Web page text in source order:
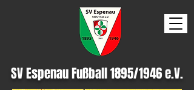
SV Espenau Fußball 1895/1946 e.V.